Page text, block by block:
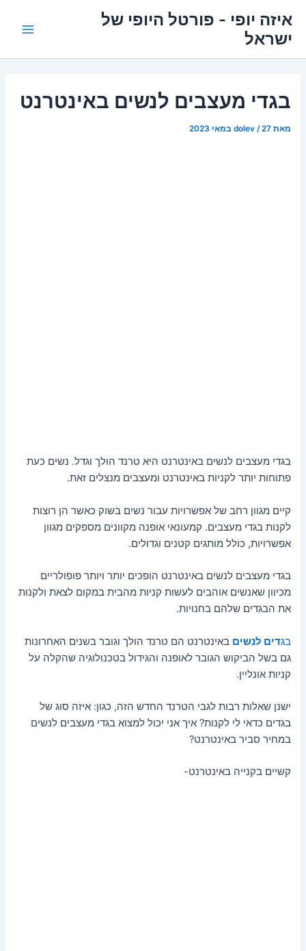
לתוכןאיזה יופי - פורטל היופי של
ישראל
בגדי מעצבים לנשים באינטרנט
מאת dolev /27 במאי 2023
בגדי מעצבים לנשים באינטרנט היא טרנד הולך וגדל. נשים כעת
פתוחות יותר לקניות באינטרנט ומעצבים מנצלים זאת.
קיים מגוון רחב של אפשרויות עבור נשים בשוק כאשר הן רוצות
לקנות בגדי מעצבים. קמעונאי אופנה מקוונים מספקים מגוון
אפשרויות, כולל מותגים קטנים וגדולים.
בגדי מעצבים לנשים באינטרנט הופכים יותר ויותר פופולריים
מכיוון שאנשים אוהבים לעשות קניות מהבית במקום לצאת ולקנות
את הבגדים שלהם בחנויות.
בגדים לנשים באינטרנט הם טרנד הולך וגובר בשנים האחרונות
גם בשל הביקוש הגובר לאופנה והגידול בטכנולוגיה שהקלה על
קניות אונליין.
ישנן שאלות רבות לגבי הטרנד החדש הזה, כגון: איזה סוג של
בגדים כדאי לי לקנות? איך אני יכול למצוא בגדי מעצבים לנשים
במחיר סביר באינטרנט?
קשיים בקנייה באינטרנט-